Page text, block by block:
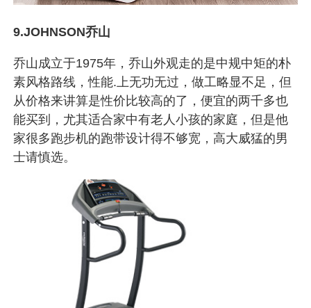
9.JOHNSON乔山
乔山成立于1975年，乔山外观走的是中规中矩的朴
素风格路线，性能.上无功无过，做工略显不足，但
从价格来讲算是性价比较高的了，便宜的两千多也
能买到，尤其适合家中有老人小孩的家庭，但是他
家很多跑步机的跑带设计得不够宽，高大威猛的男
士请慎选。